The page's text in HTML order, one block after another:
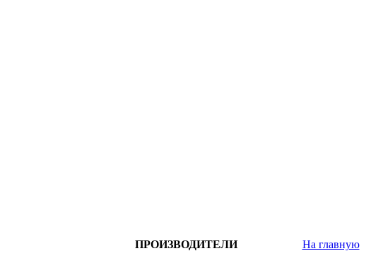
ПРОИЗВОДИТЕЛИ На главную